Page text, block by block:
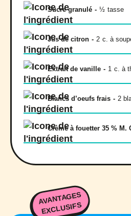
Sucre granulé - ½ tasse
Jus de citron - 2 c. à
Extrait de vanille - 1 c. à
Blancs d’oeufs frais - 2
Crème à fouetter 35 % M.
AVANTAGES
EXCLUSIFS